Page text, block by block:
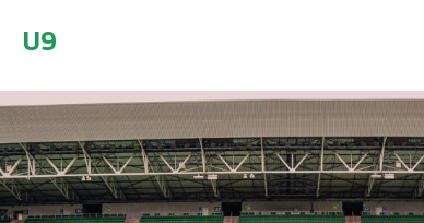
U9